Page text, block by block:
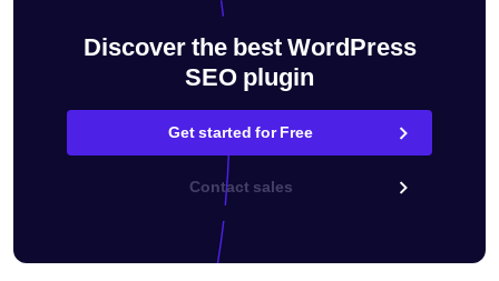
Discover the best WordPress
SEO plugin
Get started for Free
Contact sales